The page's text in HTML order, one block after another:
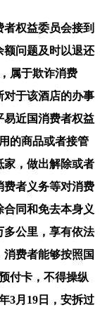
权益委员会接到
额问题及时以退还
属于欺诈消费
对于该酒店的办事
易近国消费者权益
的商品或者接管
家，做出解除或者
费者义务等对消费
同和免去本身义
多公里，享有依法
消费者能够按照国
付卡，不得操纵
3月19日，安拆过